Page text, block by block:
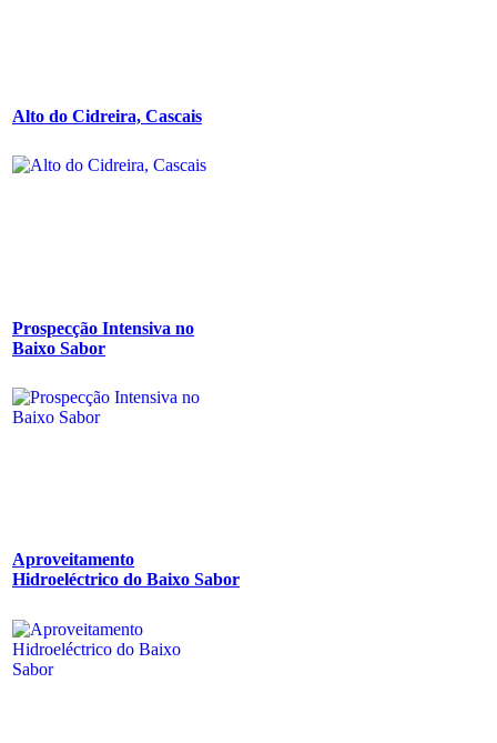
Alto do Cidreira, Cascais
Prospecção Intensiva no
Baixo Sabor
Aproveitamento
Hidroeléctrico do Baixo Sabor